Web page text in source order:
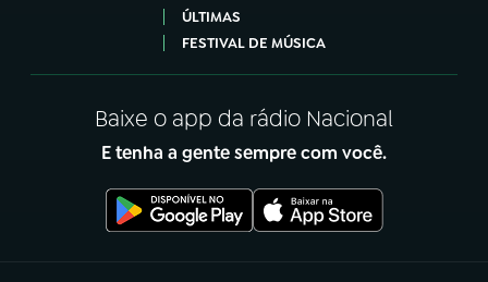
ÚLTIMAS
FESTIVAL DE MÚSICA
Baixe o app da rádio Nacional
E tenha a gente sempre com você.